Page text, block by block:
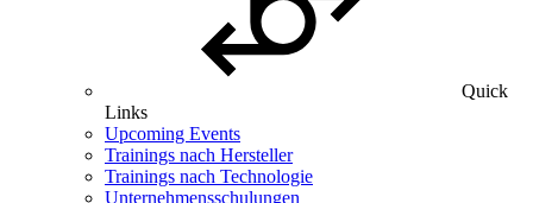
Quick
Links
Upcoming Events
Trainings nach Hersteller
Trainings nach Technologie
Unternehmensschulungen